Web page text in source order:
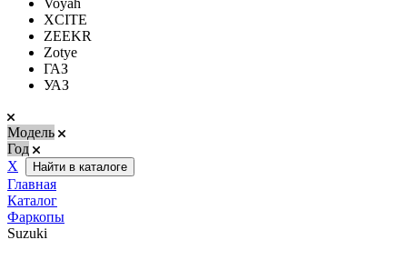
Voyah
XCITE
ZEEKR
Zotye
ГАЗ
УАЗ
Модель
Год
Х
Найти в каталоге
Главная
Каталог
Фаркопы
Suzuki